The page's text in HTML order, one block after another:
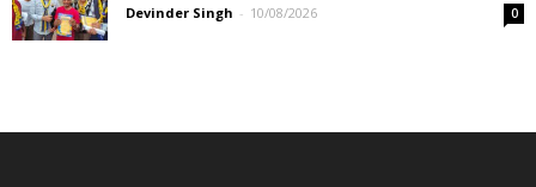
Devinder Singh - 10/08/2026 0